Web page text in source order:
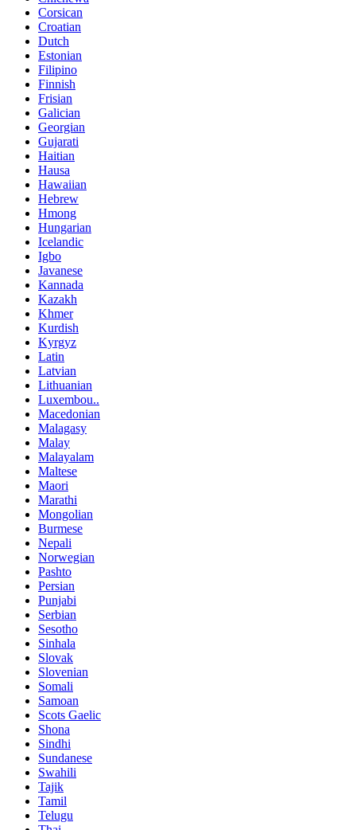
Corsican
Croatian
Dutch
Estonian
Filipino
Finnish
Frisian
Galician
Georgian
Gujarati
Haitian
Hausa
Hawaiian
Hebrew
Hmong
Hungarian
Icelandic
Igbo
Javanese
Kannada
Kazakh
Khmer
Kurdish
Kyrgyz
Latin
Latvian
Lithuanian
Luxembou..
Macedonian
Malagasy
Malay
Malayalam
Maltese
Maori
Marathi
Mongolian
Burmese
Nepali
Norwegian
Pashto
Persian
Punjabi
Serbian
Sesotho
Sinhala
Slovak
Slovenian
Somali
Samoan
Scots Gaelic
Shona
Sindhi
Sundanese
Swahili
Tajik
Tamil
Telugu